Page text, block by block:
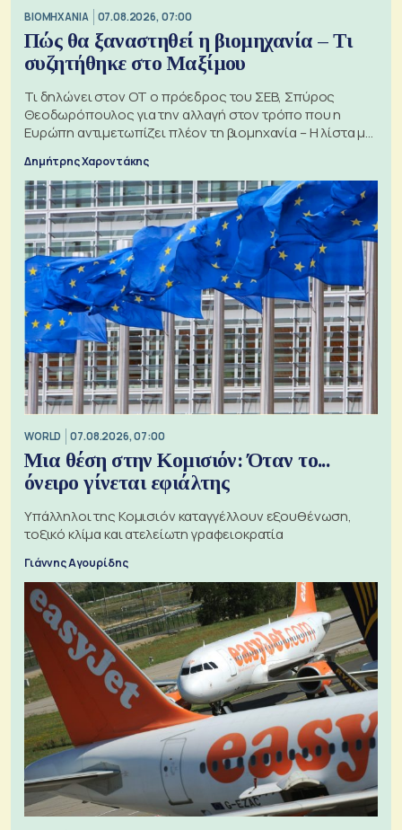
ΒΙΟΜΗΧΑΝΙΑ 07.08.2026, 07:00
Πώς θα ξαναστηθεί η βιομηχανία – Τι
συζητήθηκε στο Μαξίμου
Τι δηλώνει στον ΟΤ ο πρόεδρος του ΣΕΒ, Σπύρος
Θεοδωρόπουλος για την αλλαγή στον τρόπο που η
Ευρώπη αντιμετωπίζει πλέον τη βιομηχανία – Η λίστα με
Δημήτρης Χαροντάκης
WORLD 07.08.2026, 07:00
Μια θέση στην Κομισιόν: Όταν το...
όνειρο γίνεται εφιάλτης
Υπάλληλοι της Κομισιόν καταγγέλλουν εξουθένωση,
τοξικό κλίμα και ατελείωτη γραφειοκρατία
Γιάννης Αγουρίδης